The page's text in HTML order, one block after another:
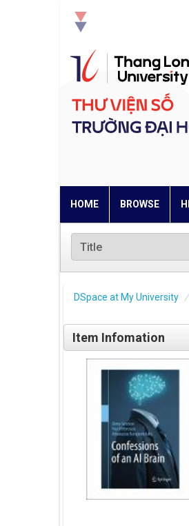
HOME BROWSE
DSpace at My University
Item Infomation